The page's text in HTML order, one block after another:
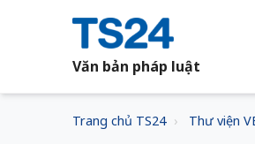
Văn bản pháp luật
Trang chủ TS24 Thư viện